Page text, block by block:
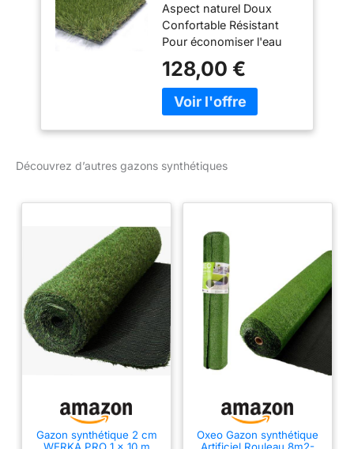
Dimensions 2x5 m.
(10 m2). Gazon
naturel et realiste,
doux, resistant UV.
Pour jardins et
paysagisme
Aspect naturel Doux
Confortable Résistant
Pour économiser l'eau
128,00 €
Découvrez d’autres gazons synthétiques
Gazon synthétique 2 cm
WERKA PRO 1 x 10 m
Oxeo Gazon synthétique
Artificiel Rouleau 8m2-